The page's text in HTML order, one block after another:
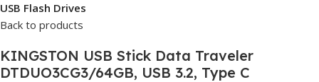
USB Flash Drives
Back to products
KINGSTON USB Stick Data Traveler
DTDUO3CG3/64GB, USB 3.2, Type C